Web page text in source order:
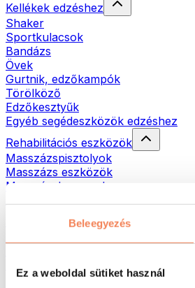
Beleegyezés
Ez a weboldal sütiket használ
Kellékek edzéshez
Shaker
Sportkulacsok
Bandázs
Övek
Gurtnik, edzőkampók
Törölköző
Edzőkesztyűk
Egyéb segédeszközök edzéshez
Rehabilitációs eszközök
Masszázspisztolyok
Masszázs eszközök
Masszázshengerek
Táskák & hátizsákok
Hátizsákok